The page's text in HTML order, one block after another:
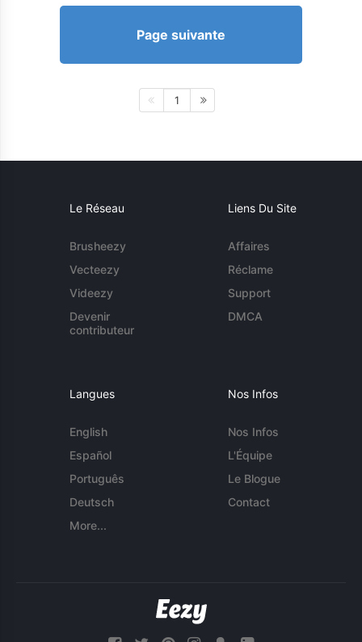
Page suivante
1
Le Réseau
Brusheezy
Vecteezy
Videezy
Devenir
contributeur
Liens Du Site
Affaires
Réclame
Support
DMCA
Langues
English
Español
Português
Deutsch
More...
Nos Infos
Nos Infos
L'Équipe
Le Blogue
Contact